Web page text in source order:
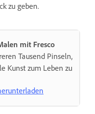
zu geben.
mit Fresco
Tausend Pinseln,
Kunst zum Leben zu